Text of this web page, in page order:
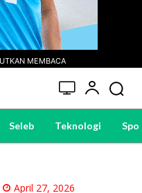
MEMBACA
Seleb Teknologi
April 27, 2026